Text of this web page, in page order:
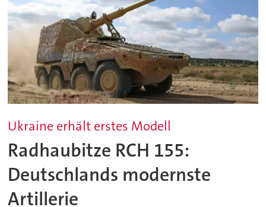
Ukraine erhält erstes Modell
Radhaubitze RCH 155:
Deutschlands modernste
Artillerie